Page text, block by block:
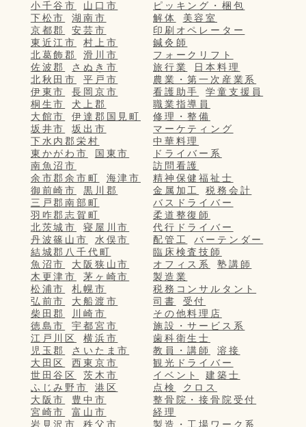
小千谷市
山口市
下松市
湖南市
京都郡
安芸市
東近江市
村上市
北葛飾郡
滑川市
佐波郡
さぬき市
北秋田市
平戸市
伊東市
長岡京市
桐生市
犬上郡
大館市
伊達郡国見町
坂井市
坂出市
下水内郡栄村
東かがわ市
国東市
南魚沼市
余市郡余市町
海津市
御前崎市
黒川郡
三戸郡南部町
羽咋郡志賀町
北茨城市
寝屋川市
丹波篠山市
水俣市
結城郡八千代町
魚沼市
大阪狭山市
木更津市
茅ヶ崎市
松浦市
札幌市
弘前市
大船渡市
柴田郡
川崎市
徳島市
宇都宮市
江戸川区
横浜市
児玉郡
さいたま市
大田区
西東京市
世田谷区
茨木市
ふじみ野市
港区
大阪市
豊中市
宮崎市
富山市
岩見沢市
秩父市
ピッキング・梱包
解体
美容室
印刷オペレーター
鍼灸師
フォークリフト
旅行業
日本料理
農業・第一次産業系
看護助手
学童支援員
職業指導員
修理・整備
マーケティング
中華料理
ドライバー系
訪問看護
精神保健福祉士
金属加工
税務会計
バスドライバー
柔道整復師
代行ドライバー
配管工
バーテンダー
臨床検査技師
オフィス系
塾講師
製造業
税務コンサルタント
司書
受付
その他料理店
施設・サービス系
歯科衛生士
教員・講師
溶接
観光ドライバー
イベント
建築士
点検
クロス
整骨院・接骨院受付
経理
製造・工場ワーク系